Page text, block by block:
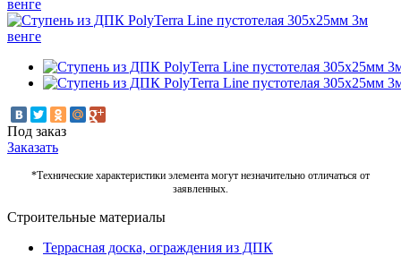
Под заказ
Заказать
*Технические характеристики элемента могут незначительно отличаться от
заявленных.
Строительные материалы
Террасная доска, ограждения из ДПК